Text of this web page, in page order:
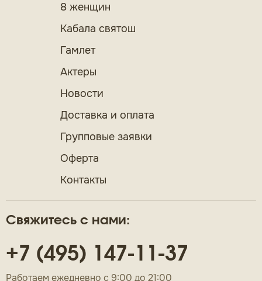
Свяжитесь с нами:
+7 (495) 147-11-37
Работаем ежедневно с 9:00 до 21:00
8 женщин
Кабала святош
Гамлет
Актеры
Новости
Доставка и оплата
Групповые заявки
Оферта
Контакты